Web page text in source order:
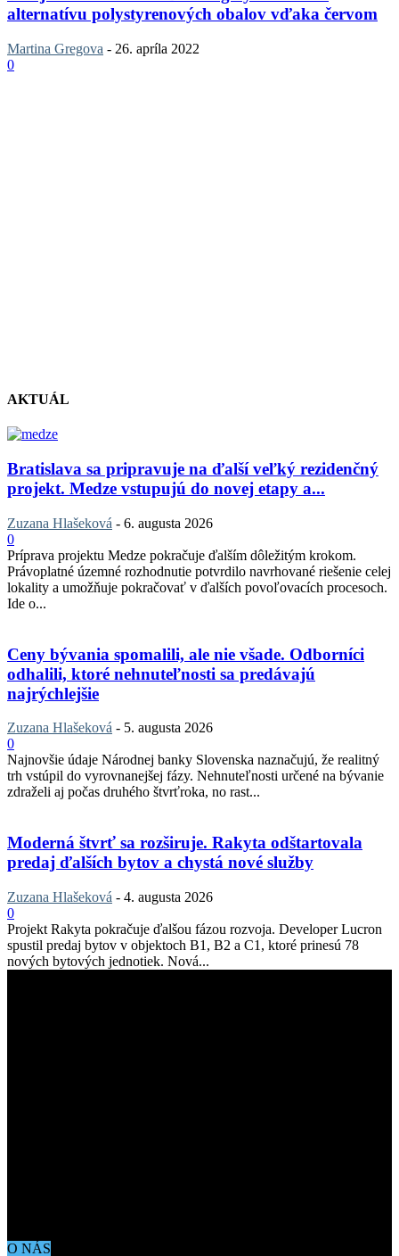
alternatívu polystyrenových obalov vďaka červom
Martina Gregova - 26. apríla 2022
0
AKTUÁL
Bratislava sa pripravuje na ďalší veľký rezidenčný
projekt. Medze vstupujú do novej etapy a...
Zuzana Hlašeková - 6. augusta 2026
0
Príprava projektu Medze pokračuje ďalším dôležitým krokom.
Právoplatné územné rozhodnutie potvrdilo navrhované riešenie celej
lokality a umožňuje pokračovať v ďalších povoľovacích procesoch.
Ide o...
Ceny bývania spomalili, ale nie všade. Odborníci
odhalili, ktoré nehnuteľnosti sa predávajú
najrýchlejšie
Zuzana Hlašeková - 5. augusta 2026
0
Najnovšie údaje Národnej banky Slovenska naznačujú, že realitný
trh vstúpil do vyrovnanejšej fázy. Nehnuteľnosti určené na bývanie
zdraželi aj počas druhého štvrťroka, no rast...
Moderná štvrť sa rozširuje. Rakyta odštartovala
predaj ďalších bytov a chystá nové služby
Zuzana Hlašeková - 4. augusta 2026
0
Projekt Rakyta pokračuje ďalšou fázou rozvoja. Developer Lucron
spustil predaj bytov v objektoch B1, B2 a C1, ktoré prinesú 78
nových bytových jednotiek. Nová...
O NÁS